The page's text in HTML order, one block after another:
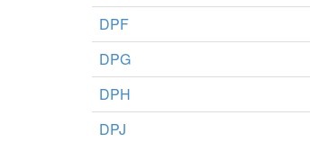
DPF
DPG
DPH
DPJ